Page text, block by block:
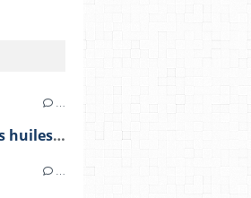
Soigner les orchidées avec les huiles essentielles